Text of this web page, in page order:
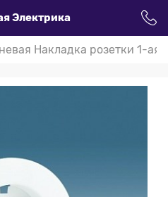
Электрика
Накладка розетки 1-